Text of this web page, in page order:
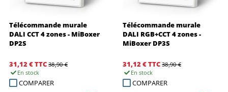
Télécommande murale
DALI CCT 4 zones - MiBoxer
DP2S
31,12 €TTC 38,90 €
En stock
COMPARER
Télécommande murale
DALI RGB+CCT 4 zones -
MiBoxer DP3S
31,12 €TTC 38,90 €
En stock
COMPARER